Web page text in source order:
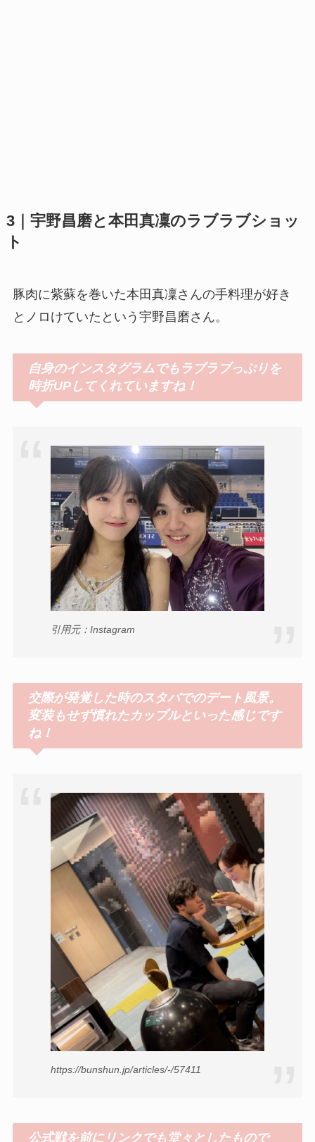
3｜宇野昌磨と本田真凜のラブラブショッ
ト
豚肉に紫蘇を巻いた本田真凜さんの手料理が好き
とノロけていたという宇野昌磨さん。
自身のインスタグラムでもラブラブっぷりを
時折UPしてくれていますね！
引用元：Instagram
交際が発覚した時のスタバでのデート風景。
変装もせず慣れたカップルといった感じです
ね！
https://bunshun.jp/articles/-/57411
公式戦を前にリンクでも堂々としたもので